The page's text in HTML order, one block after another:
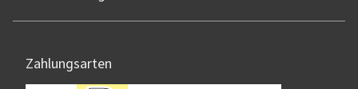
Zahlungsarten